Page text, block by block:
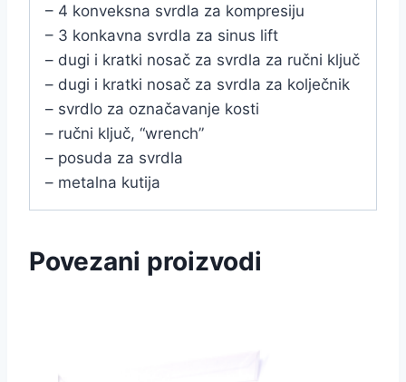
– 4 konveksna svrdla za kompresiju
– 3 konkavna svrdla za sinus lift
– dugi i kratki nosač za svrdla za ručni ključ
– dugi i kratki nosač za svrdla za kolječnik
– svrdlo za označavanje kosti
– ručni ključ, “wrench”
– posuda za svrdla
– metalna kutija
Povezani proizvodi